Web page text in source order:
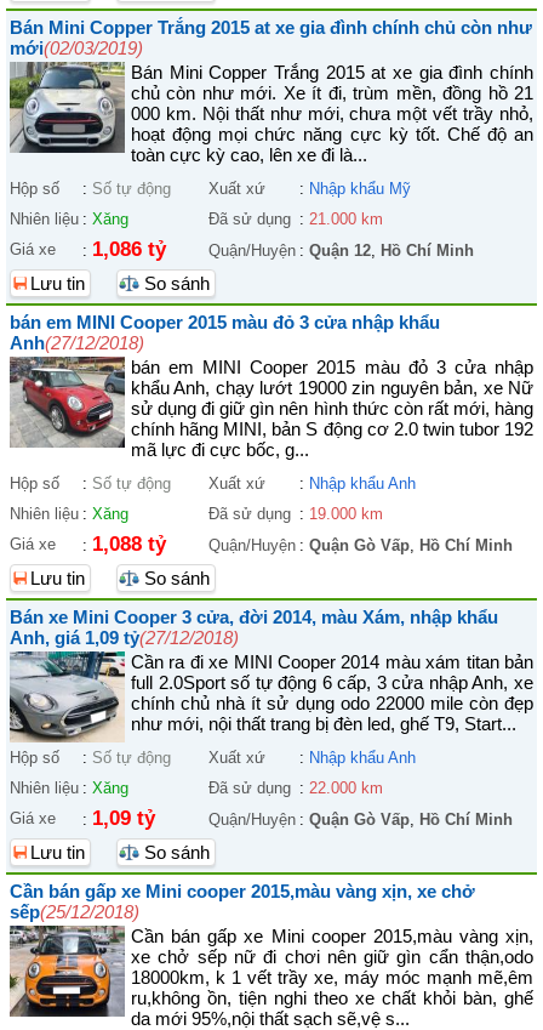
Bán Mini Copper Trắng 2015 at xe gia đình chính chủ còn như
mới(02/03/2019)
Bán Mini Copper Trắng 2015 at xe gia đình chính
chủ còn như mới. Xe ít đi, trùm mền, đồng hồ 21
000 km. Nội thất như mới, chưa một vết trầy nhỏ,
hoạt động mọi chức năng cực kỳ tốt. Chế độ an
toàn cực kỳ cao, lên xe đi là...
Hộp số : Số tự động Xuất xứ : Nhập khẩu Mỹ
Nhiên liệu : Xăng Đã sử dụng : 21.000 km
Giá xe
: 1,086 tỷ Quận/Huyện : Quận 12, Hồ Chí Minh
Lưu tin
So sánh
bán em MINI Cooper 2015 màu đỏ 3 cửa nhập khẩu
Anh(27/12/2018)
bán em MINI Cooper 2015 màu đỏ 3 cửa nhập
khẩu Anh, chạy lướt 19000 zin nguyên bản, xe Nữ
sử dụng đi giữ gìn nên hình thức còn rất mới, hàng
chính hãng MINI, bản S động cơ 2.0 twin tubor 192
mã lực đi cực bốc, g...
Hộp số : Số tự động Xuất xứ : Nhập khẩu Anh
Nhiên liệu : Xăng Đã sử dụng : 19.000 km
Giá xe
: 1,088 tỷ Quận/Huyện : Quận Gò Vấp, Hồ Chí Minh
Lưu tin
So sánh
Bán xe Mini Cooper 3 cửa, đời 2014, màu Xám, nhập khẩu
Anh, giá 1,09 tỷ(27/12/2018)
Cần ra đi xe MINI Cooper 2014 màu xám titan bản
full 2.0Sport số tự động 6 cấp, 3 cửa nhập Anh, xe
chính chủ nhà ít sử dụng odo 22000 mile còn đẹp
như mới, nội thất trang bị đèn led, ghế T9, Start...
Hộp số : Số tự động Xuất xứ : Nhập khẩu Anh
Nhiên liệu : Xăng Đã sử dụng : 22.000 km
Giá xe
: 1,09 tỷ Quận/Huyện : Quận Gò Vấp, Hồ Chí Minh
Lưu tin
So sánh
Cần bán gấp xe Mini cooper 2015,màu vàng xịn, xe chở
sếp(25/12/2018)
Cần bán gấp xe Mini cooper 2015,màu vàng xịn,
xe chở sếp nữ đi chơi nên giữ gìn cẩn thận,odo
18000km, k 1 vết trầy xe, máy móc mạnh mẽ,êm
ru,không ồn, tiện nghi theo xe chất khỏi bàn, ghế
da mới 95%,nội thất sạch sẽ,vệ s...